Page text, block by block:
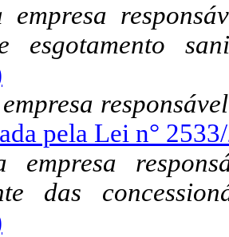
empresa
esgotamento
pela Lei n°
empresa
das